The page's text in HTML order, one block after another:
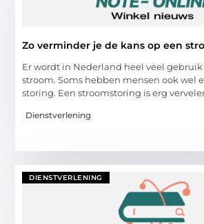
Zo verminder je de kans op een
Er wordt in Nederland heel veel
stroom. Soms hebben mensen ook wel
storing. Een stroomstoring is erg
Dienstverlening
DIENSTVERLENING